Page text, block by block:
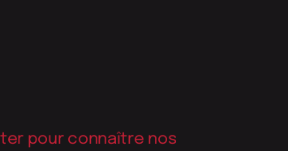
pour connaître nos